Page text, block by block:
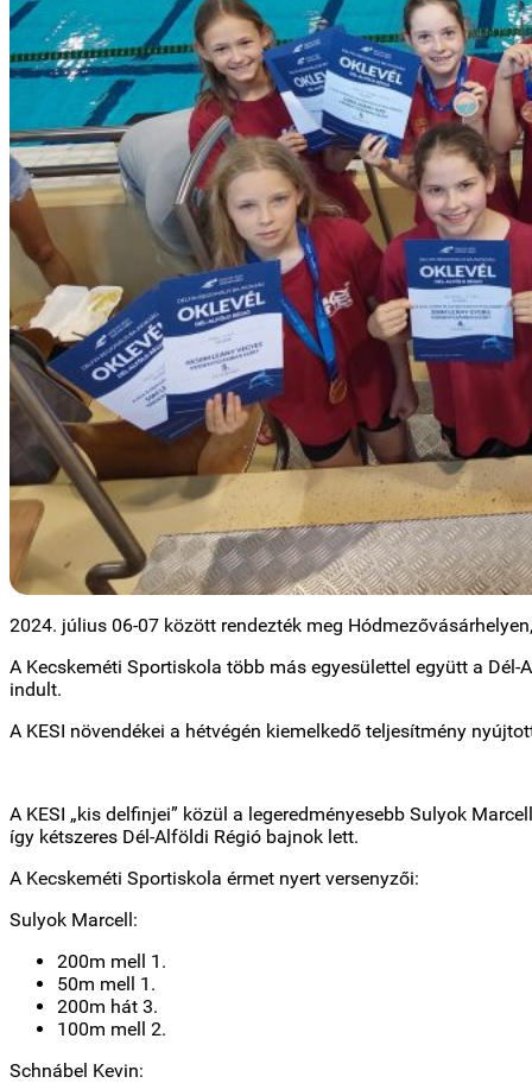
2024. július 06-07 között rendezték meg
A Kecskeméti Sportiskola több más egyesülettel együtt a
indult.
A KESI növendékei a hétvégén kiemelkedő teljesítmény
A KESI „kis delfinjei” közül a legeredményesebb Sulyok
így kétszeres Dél-Alföldi Régió bajnok lett.
A Kecskeméti Sportiskola érmet nyert versenyzői:
Sulyok Marcell:
200m mell 1.
50m mell 1.
200m hát 3.
100m mell 2.
Schnábel Kevin: